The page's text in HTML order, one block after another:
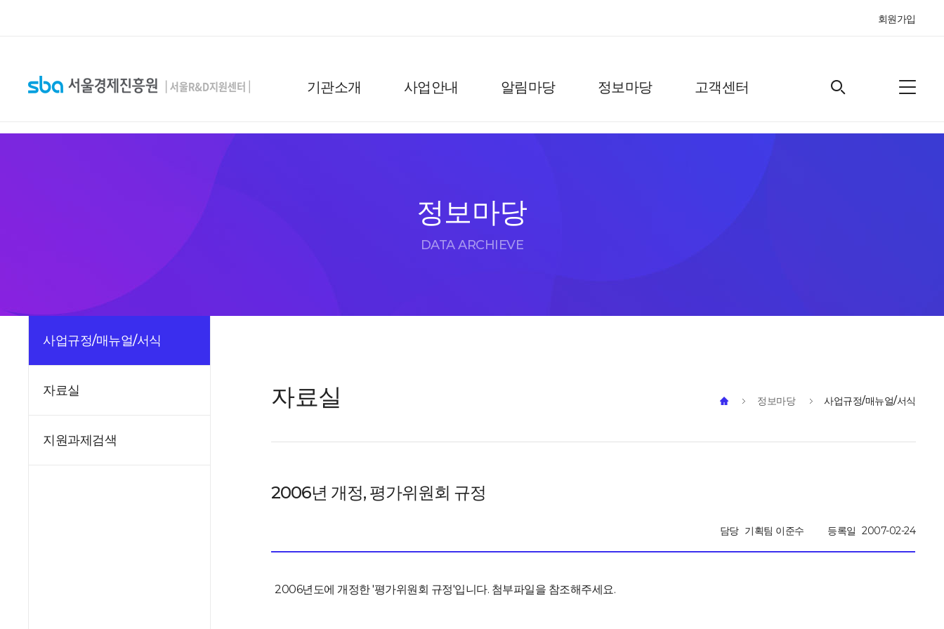
회원가입
기관소개 사업안내 알림마당 정보마당 고객센터
정보마당
DATA ARCHIEVE
사업규정/매뉴얼/서식
자료실
지원과제검색
자료실 정보마당 사업규정/매뉴얼/서식
2006년 개정, 평가위원회 규정
담당 기획팀 이준수 등록일 2007-02-24
2006년도에 개정한 '평가위원회 규정'입니다. 첨부파일을 참조해주세요.